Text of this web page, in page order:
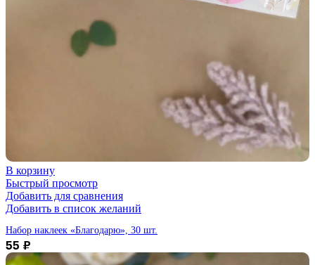
В корзину
Быстрый просмотр
Добавить для сравнения
Добавить в список желаний
Набор наклеек «Благодарю», 30 шт.
55 ₽